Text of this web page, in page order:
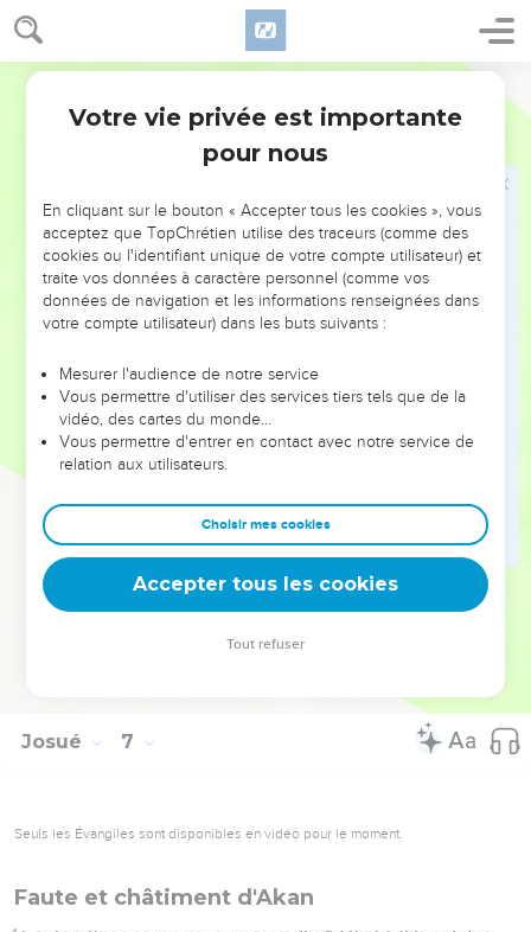
Josué 6
et faites-la sortir de là avec les siens, comme vous le lui avez
juré.
Les deux hommes y allèrent et firent sortir Rahab, son
père, sa mère, ses frères, ses biens et toute sa parenté, et ils
les installèrent en dehors du camp d’Israël.
Puis ils brûlèrent la ville avec tout ce qui s’y trouvait,
l’on déposa dans le trésor du sanctuaire de l’Eternel.
Josué laissa la vie sauve à Rahab, la prostituée, ainsi
qu’aux membres de sa famille, et il épargna tous ses biens
parce qu’elle avait caché les hommes que Josué avait
Israélites jusqu’à aujourd’hui.
A la même époque, Josué prononça ce serment solennel :
Maudit soit devant l’Eternel celui qui tentera de rebâtir cette
cité, de reconstruire Jéricho. C’est au prix de son fils aîné
fixera ses portes.
L’Eternel fut avec Josué, et sa renommée se répandit dans
tout le pays.
La Bible Du Semeur Copyright © 1992, 1999 by Biblica, Inc.® Used by permission.
Josué 7
Seuls les Évangiles sont disponibles en vidéo pour le moment.
Faute et châtiment d'Akan
Votre vie privée est importante
pour nous
En cliquant sur le bouton « Accepter tous les cookies », vous
acceptez que TopChrétien utilise des traceurs (comme des
cookies ou l'identifiant unique de votre compte utilisateur) et
traite vos données à caractère personnel (comme vos
données de navigation et les informations renseignées dans
votre compte utilisateur) dans les buts suivants :
Mesurer l'audience de notre service
Vous permettre d'utiliser des services tiers tels que de la
vidéo, des cartes du monde…
Vous permettre d'entrer en contact avec notre service de
relation aux utilisateurs.
Choisir mes cookies
Accepter tous les cookies
Tout refuser